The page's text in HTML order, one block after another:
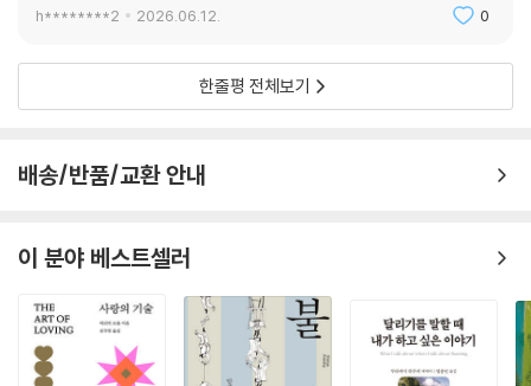
h********2 2026.06.12. 0
한줄평 전체보기
배송/반품/교환 안내
이 분야 베스트셀러